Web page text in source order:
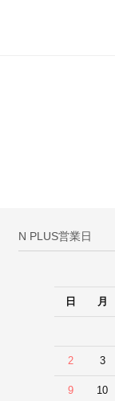
N PLUS営業日
日
月
2 3
9 10